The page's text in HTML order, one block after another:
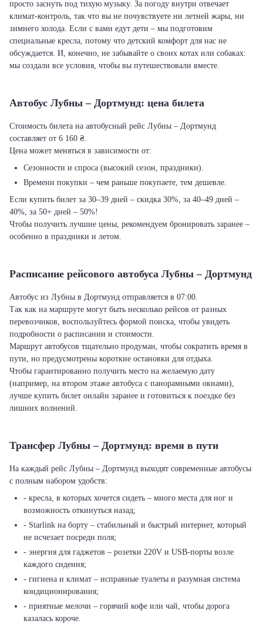
просто заснуть под тихую музыку. За погоду внутри отвечает
климат-контроль, так что вы не почувствуете ни летней жары, ни
зимнего холода. Если с вами едут дети – мы подготовим
специальные кресла, потому что детский комфорт для нас не
обсуждается. И, конечно, не забывайте о своих котах или собаках:
мы создали все условия, чтобы вы путешествовали вместе.
Автобус Лубны – Дортмунд: цена билета
Стоимость билета на автобусный рейс Лубны – Дортмунд
составляет от 6 160 ₴.
Цена может меняться в зависимости от:
Сезонности и спроса (высокий сезон, праздники).
Времени покупки – чем раньше покупаете, тем дешевле.
Если купить билет за 30–39 дней – скидка 30%, за 40–49 дней –
40%, за 50+ дней – 50%!
Чтобы получить лучшие цены, рекомендуем бронировать заранее –
особенно в праздники и летом.
Расписание рейсового автобуса Лубны – Дортмунд
Автобус из Лубны в Дортмунд отправляется в 07:00.
Так как на маршруте могут быть несколько рейсов от разных
перевозчиков, воспользуйтесь формой поиска, чтобы увидеть
подробности о расписании и стоимости.
Маршрут автобусов тщательно продуман, чтобы сократить время в
пути, но предусмотрены короткие остановки для отдыха.
Чтобы гарантированно получить место на желаемую дату
(например, на втором этаже автобуса с панорамными окнами),
лучше купить билет онлайн заранее и готовиться к поездке без
лишних волнений.
Трансфер Лубны – Дортмунд: время в пути
На каждый рейс Лубны – Дортмунд выходят современные автобусы
с полным набором удобств:
- кресла, в которых хочется сидеть – много места для ног и
возможность откинуться назад;
- Starlink на борту – стабильный и быстрый интернет, который
не исчезает посреди поля;
- энергия для гаджетов – розетки 220V и USB-порты возле
каждого сидения;
- гигиена и климат – исправные туалеты и разумная система
кондиционирования;
- приятные мелочи – горячий кофе или чай, чтобы дорога
казалась короче.